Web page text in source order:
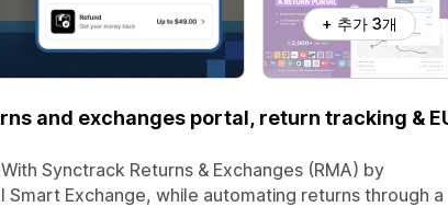
+ 추가 3개
and exchanges portal, return tracking &
Synctrack Returns & Exchanges (RMA) by
Exchange, while automating returns through a